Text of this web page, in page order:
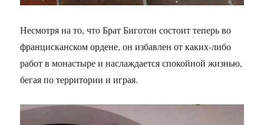
Несмотря на то, что Брат Биготон состоит теперь во
францисканском ордене, он избавлен от каких-либо
работ в монастыре и наслаждается спокойной жизнью,
бегая по территории и играя.